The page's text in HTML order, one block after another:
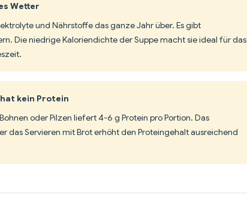
Wetter
und Nährstoffe das ganze Jahr über. Es gibt
Die niedrige Kaloriendichte der Suppe macht sie ideal für das
hat kein Protein
oder Pilzen liefert 4-6 g Protein pro Portion. Das
das Servieren mit Brot erhöht den Proteingehalt ausreichend